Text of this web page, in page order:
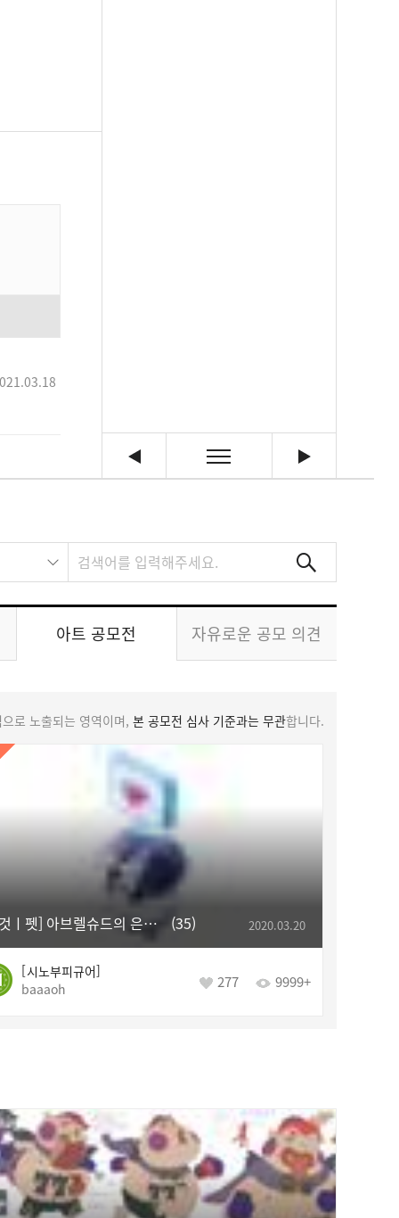
아트 공모전 자유로운 공모 의견
로 노출되는 영역이며, 본 공모전 심사 기준과는 무관합니다.
[탈것ㅣ펫] 아브렐슈드의 은밀한 애정 35
시노부피규어
baaaoh
277 9999+
2020.03.20